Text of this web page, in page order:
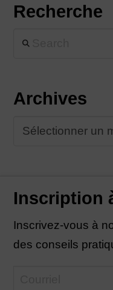
Recherche
Search
Archives
Archives
Inscription
Inscrivez-vous à
des conseils